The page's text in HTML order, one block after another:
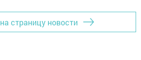
страницу новости